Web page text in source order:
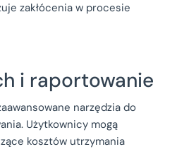
zakłócenia w procesie
i raportowanie
narzędzia do
Użytkownicy mogą
kosztów utrzymania